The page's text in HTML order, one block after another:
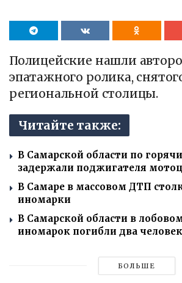
Полицейские нашли
эпатажного ролика,
региональной столицы.
Читайте также:
В Самарской области по
задержали поджигателя
В Самаре в массовом ДТП
иномарки
В Самарской области в
иномарок погибли два
БОЛЬШЕ